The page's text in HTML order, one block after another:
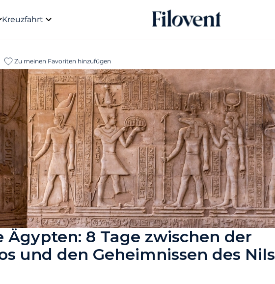
Kreuzfahrt
Zu meinen Favoriten hinzufügen
Ägypten: 8 Tage zwischen der
und den Geheimnissen des Nils